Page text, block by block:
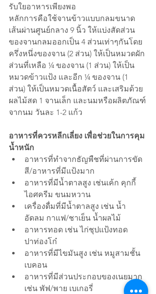
รับใยอาหารเพียงพอ
หลักการคือใช้จานข้าวแบบกลมขนาด
เส้นผ่านศูนย์กลาง 9 นิ้ว ให้แบ่งสัดส่วน
ของจานกลมออกเป็น 4 ส่วนเท่าๆกันโดย
ครึ่งหนึ่งของจาน (2 ส่วน) ให้เป็นหมวดผัก
ส่วนที่เหลือ ¼ ของจาน (1 ส่วน) ให้เป็น
หมวดข้าวแป้ง และอีก ¼ ของจาน (1
ส่วน) ให้เป็นหมวดเนื้อสัตว์ และเสริมด้วย
ผลไม้สด 1 จานเล็ก และนมหรือผลิตภัณฑ์
จากนม วันละ 1-2 แก้ว
อาหารที่ควรหลีกเลี่ยง เพื่อช่วยในการคุม
น้ำหนัก
อาหารที่ทำจากธัญพืชที่ผ่านการขัด
สี/อาหารที่มีแป้งมาก
อาหารที่มีน้ำตาลสูง เช่นเค้ก คุกกี้
ไอศครีม ขนมหวาน
เครื่องดื่มที่มีน้ำตาลสูง เช่น น้ำ
อัดลม กาแฟ/ชาเย็น น้ำผลไม้
อาหารทอด เช่น ไก่ชุปแป้งทอด
ปาท่องโก๋
อาหารที่มีไขมันสูง เช่น หมูสามชั้น
เบคอน
อาหารที่มีส่วนประกอบของเนยมาก
เช่น พัฟ/พาย เบเกอรี่